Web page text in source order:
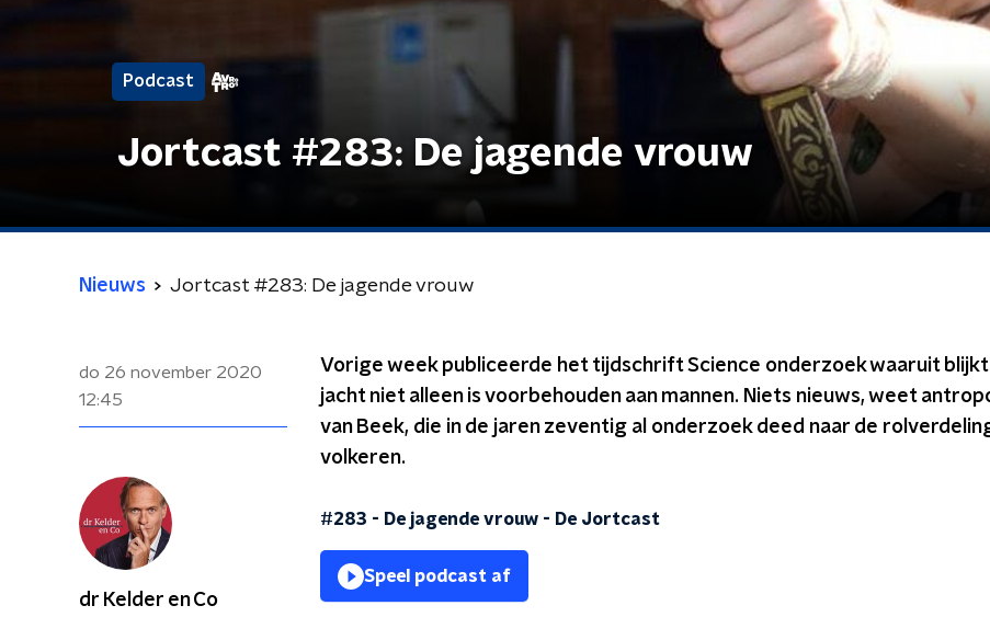
Podcast
Jortcast #283: De jagende vrouw
Nieuws Jortcast #283: De jagende vrouw
do 26 november 2020
12:45
Vorige week publiceerde het tijdschrift Science onderzoek waaruit
jacht niet alleen is voorbehouden aan mannen. Niets nieuws, weet
van Beek, die in de jaren zeventig al onderzoek deed naar de
volkeren.
#283 - De jagende vrouw - De Jortcast
Speel podcast af
dr Kelder en Co